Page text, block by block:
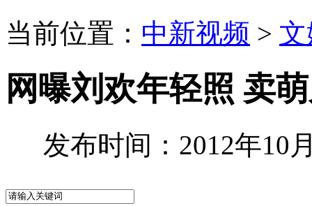
当前位置： 中新视频 >
网曝刘欢年轻照 卖
发布时间：2012年10